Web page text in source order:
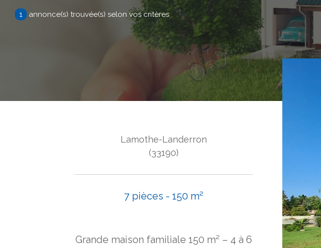
1 annonce(s) trouvée(s) selon vos critères
Lamothe-Landerron
(33190)
7 pièces - 150 m²
Grande maison familiale 150 m² – 4 à 6